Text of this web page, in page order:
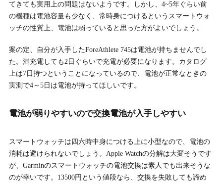
てきても実用上の問題はないようです。しかし、4~5年ぐらい前
の機種は電池容量も少なく、常時身につけるというスマートウォ
ッチの性質上、電池は弱っていると思った方がよいでしょう。
案の定、自分が入手したForeAthlete 745は電池が持ちませんでし
た。満充電しても2日ぐらいで充電が必要になります。カタログ
上は7日持つということになっているので、電池が正常なときの
実測で4～5日は電池が持ってほしいです。
電池が弱りやすいので交換電池が入手しやすい
スマートウォッチは四六時中身につける上に小型なので、電池の
消耗は避けられないでしょう。Apple Watchの分解は大変そうです
が、Garminのスマートウォッチの電池交換は素人でも出来そうな
のが幸いです。13500円という値段なら、交換を失敗しても諦め